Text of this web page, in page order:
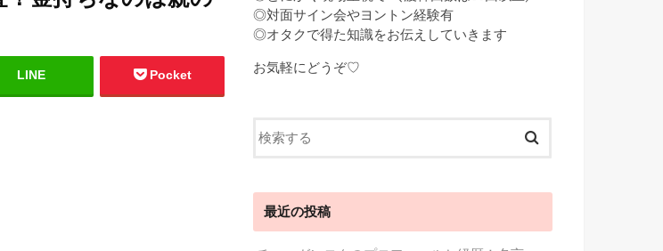
LINE Pocket
◎対面サイン会やヨントン経験有
◎オタクで得た知識をお伝えしていきます
お気軽にどうぞ♡
最近の投稿